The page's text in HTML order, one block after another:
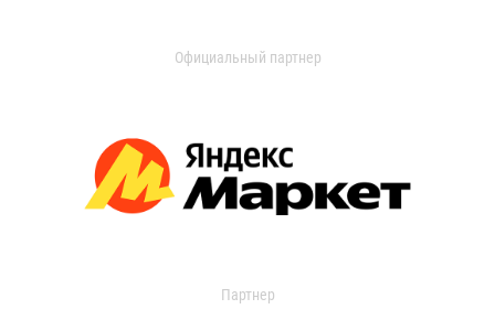
Официальный партнер
Партнер